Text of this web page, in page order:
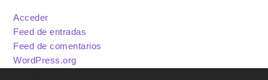
Acceder
Feed de entradas
Feed de comentarios
WordPress.org